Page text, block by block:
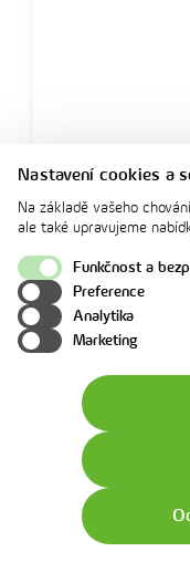
Nastavení cookies a
Na základě vašeho
ale také upravujeme
souhlasu. Svoje nastavení
„Nastavení soukromí".
osobními údaji pracujeme,
naleznete na webové
Funkčnost a
Preference
Analytika
Marketing